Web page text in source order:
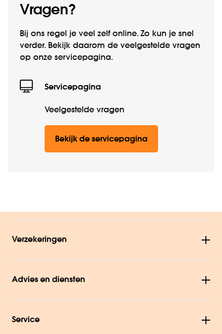
Vragen?
Bij ons regel je veel zelf online. Zo kun je snel
verder. Bekijk daarom de veelgestelde vragen
op onze servicepagina.
Servicepagina
Veelgestelde vragen
Bekijk de servicepagina
Verzekeringen
Advies en diensten
Service